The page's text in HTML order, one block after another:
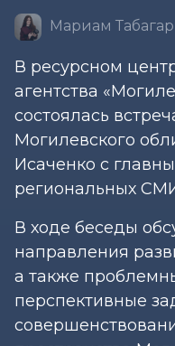
Мариам
В ресурсном
агентства
состоялась
Могилевского
Исаченко с
региональных
В ходе беседы
направления
а также
перспективные